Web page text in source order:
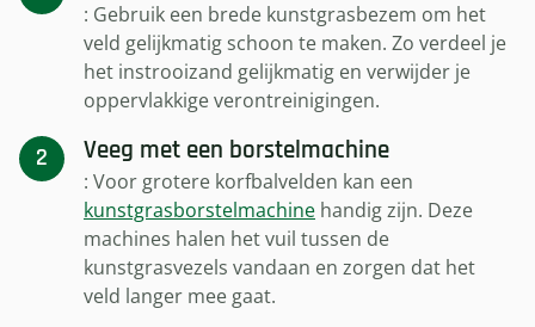
: Gebruik een brede kunstgrasbezem om het
veld gelijkmatig schoon te maken. Zo verdeel je
het instrooizand gelijkmatig en verwijder je
oppervlakkige verontreinigingen.
Veeg met een borstelmachine
: Voor grotere korfbalvelden kan een
kunstgrasborstelmachine handig zijn. Deze
machines halen het vuil tussen de
kunstgrasvezels vandaan en zorgen dat het
veld langer mee gaat.